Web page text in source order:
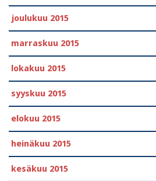
joulukuu 2015
marraskuu 2015
lokakuu 2015
syyskuu 2015
elokuu 2015
heinäkuu 2015
kesäkuu 2015